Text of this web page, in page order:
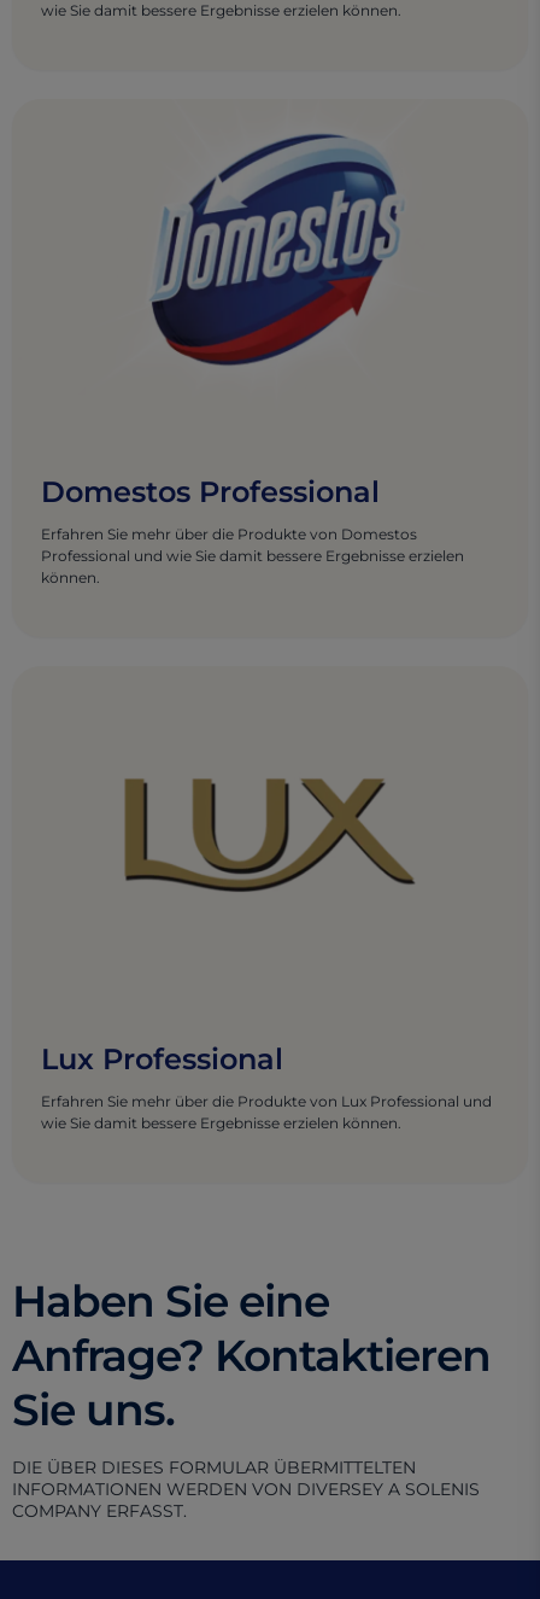
wie Sie damit bessere Ergebnisse erzielen können.
Domestos Professional
Erfahren Sie mehr über die Produkte von Domestos
Professional und wie Sie damit bessere Ergebnisse erzielen
können.
Lux Professional
Erfahren Sie mehr über die Produkte von Lux Professional und
wie Sie damit bessere Ergebnisse erzielen können.
Haben Sie eine
Anfrage? Kontaktieren
Sie uns.
DIE ÜBER DIESES FORMULAR ÜBERMITTELTEN
INFORMATIONEN WERDEN VON DIVERSEY A SOLENIS
COMPANY ERFASST.